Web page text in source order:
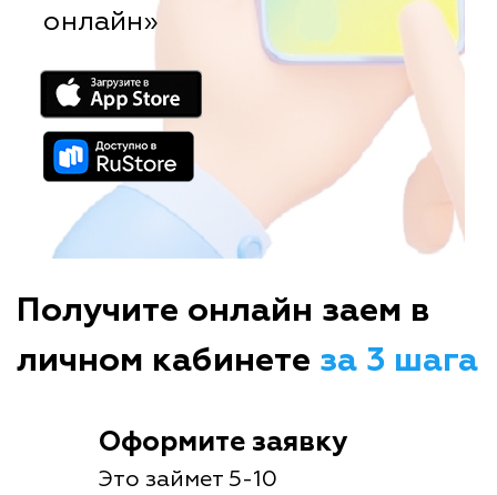
онлайн»
Получите онлайн заем в
личном кабинете за 3 шага
Оформите заявку
Это займет 5-10